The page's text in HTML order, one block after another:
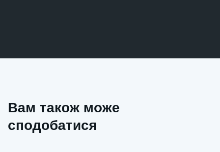
Вам також може
сподобатися